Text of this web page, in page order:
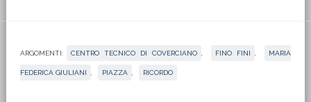
ARGOMENTI: CENTRO TECNICO DI COVERCIANO FINO FINI MARIA
FEDERICA GIULIANI PIAZZA RICORDO